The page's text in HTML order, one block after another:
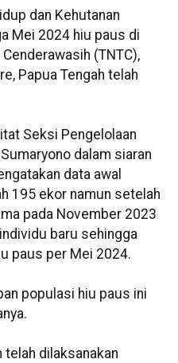
dan Kehutanan
Mei 2024 hiu paus di
(TNTC),
Papua Tengah telah
Seksi Pengelolaan
dalam siaran
data awal
195 ekor namun setelah
pada November 2023
baru sehingga
paus per Mei 2024.
populasi hiu paus ini
telah dilaksanakan